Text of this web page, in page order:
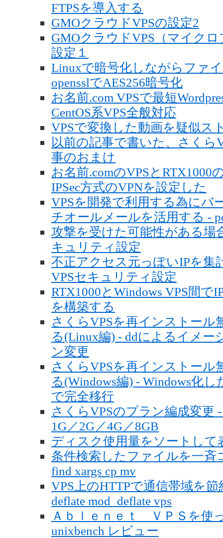
FTPSを導入する
GMOクラウドVPSの設定2
GMOクラウドVPS（マイク
設定１
Linuxで暗号化しながらファ
opensslでAES256暗号化
お名前.com VPSで最短
CentOS系VPS全般対応
VPSで変換した動画を疑似ス
以前の記事で書いた、さくら
事のおまけ
お名前.comのVPSとRTX1000
IPSec方式のVPNを設定した
VPSを開発で利用する為にバ
チオールメールを活用する -
攻撃を受けた可能性がある場
キュリティ設定
不正アクセス元っぽいIPを集
VPSセキュリティ設定
RTX1000とWindows VPS間で
を構築する
さくらVPSを再インストール
る(Linux編) - ddによるイメ
ン変更
さくらVPSを再インストール
る(Windows編) - Windows化
で完全移行
さくらVPSのプラン編成変更
1G／2G／4G／8GB
ディスク使用量をソートして
条件検索したファイルを一斉
find xargs cp mv
VPS上のHTTPで通信帯域を節
deflate mod_deflate vps
Ａｂｌｅｎｅｔ ＶＰＳを使
unixbench レビュー